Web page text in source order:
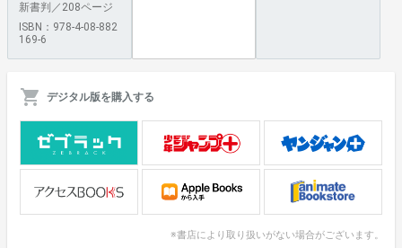
新書判／208ページ
ISBN：978-4-08-882
169-6
デジタル版を購入する
※書店により取り扱いがない場合がございます。